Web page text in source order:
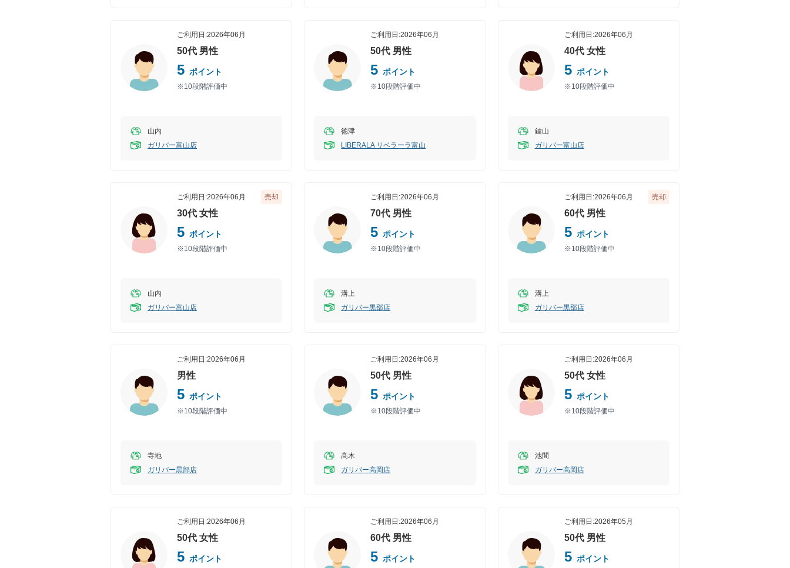
50代 男性
ご利用日:2026年06月
5 ポイント
※10段階評価中
山内
ガリバー富山店
50代 男性
ご利用日:2026年06月
5 ポイント
※10段階評価中
徳津
LIBERALA リベラーラ富山
40代 女性
ご利用日:2026年06月
5 ポイント
※10段階評価中
鍵山
ガリバー富山店
30代 女性
ご利用日:2026年06月
5 ポイント
※10段階評価中
売却
山内
ガリバー富山店
70代 男性
ご利用日:2026年06月
5 ポイント
※10段階評価中
溝上
ガリバー黒部店
60代 男性
ご利用日:2026年06月
5 ポイント
※10段階評価中
売却
溝上
ガリバー黒部店
男性
ご利用日:2026年06月
5 ポイント
※10段階評価中
寺地
ガリバー黒部店
50代 男性
ご利用日:2026年06月
5 ポイント
※10段階評価中
髙木
ガリバー高岡店
50代 女性
ご利用日:2026年06月
5 ポイント
※10段階評価中
池間
ガリバー高岡店
50代 女性
ご利用日:2026年06月
5 ポイント
60代 男性
ご利用日:2026年06月
5 ポイント
50代 男性
ご利用日:2026年05月
5 ポイント